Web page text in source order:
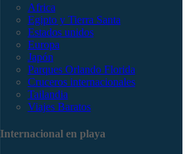
Africa
Egipto y Tierra Santa
Estados unidos
Europa
Japón
Parques Orlando Florida
Cruceros internacionales
Tailandia
Viajes Baratos
Internacional en playa